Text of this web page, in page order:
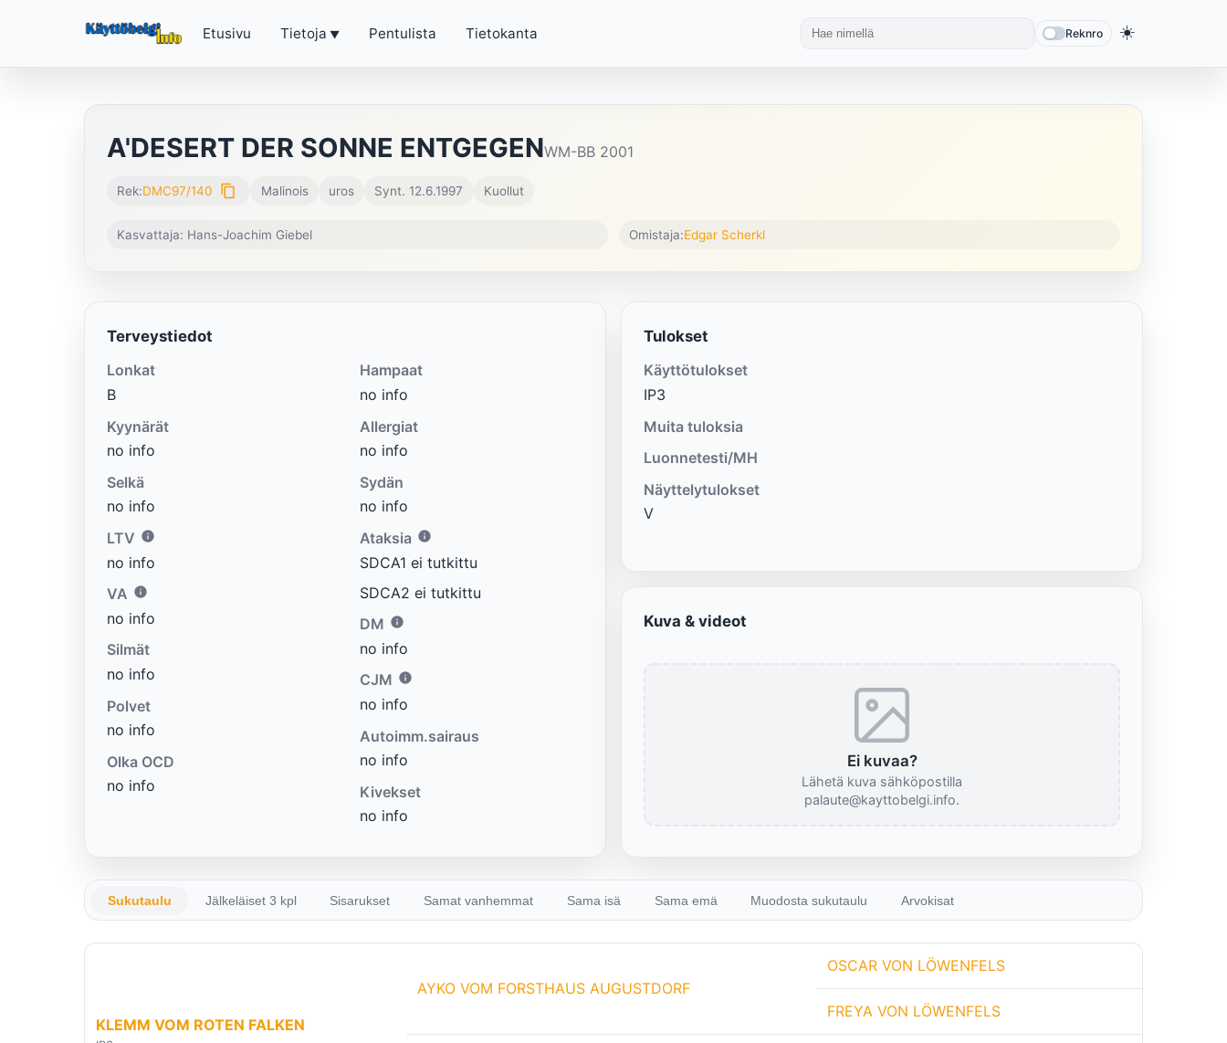
Etusivu Tietoja Pentulista Tietokanta Reknro ☀️
A'DESERT DER SONNE ENTGEGENWM-BB 2001
Rek:DMC97/140 content_copy Malinois uros Synt. 12.6.1997 Kuollut
Kasvattaja: Hans-Joachim Giebel Omistaja:Edgar Scherkl
Terveystiedot
Lonkat
B
Kyynärät
no info
Selkä
no info
LTV
no info
VA
no info
Silmät
no info
Polvet
no info
Olka OCD
no info
Hampaat
no info
Allergiat
no info
Sydän
no info
Ataksia
SDCA1 ei tutkittu
SDCA2 ei tutkittu
DM
no info
CJM
no info
Autoimm.sairaus
no info
Kivekset
no info
Tulokset
Käyttötulokset
IP3
Muita tuloksia
Luonnetesti/MH
Näyttelytulokset
V
Kuva & videot
Ei kuvaa?
Lähetä kuva sähköpostilla
palaute@kayttobelgi.info.
Sukutaulu Jälkeläiset 3 kpl Sisarukset Samat vanhemmat Sama isä Sama emä Muodosta sukutaulu Arvokisat
KLEMM VOM ROTEN FALKEN
AYKO VOM FORSTHAUS AUGUSTDORF
OSCAR VON LÖWENFELS
FREYA VON LÖWENFELS